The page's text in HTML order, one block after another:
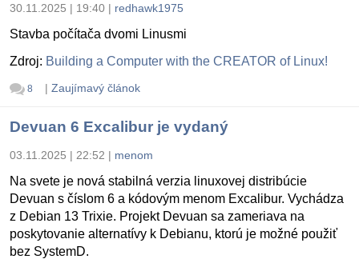
30.11.2025 | 19:40 | redhawk1975
Stavba počítača dvomi Linusmi
Zdroj: Building a Computer with the CREATOR of Linux!
8 | Zaujímavý článok
Devuan 6 Excalibur je vydaný
03.11.2025 | 22:52 | menom
Na svete je nová stabilná verzia linuxovej distribúcie
Devuan s číslom 6 a kódovým menom Excalibur. Vychádza
z Debian 13 Trixie. Projekt Devuan sa zameriava na
poskytovanie alternatívy k Debianu, ktorú je možné použiť
bez SystemD.